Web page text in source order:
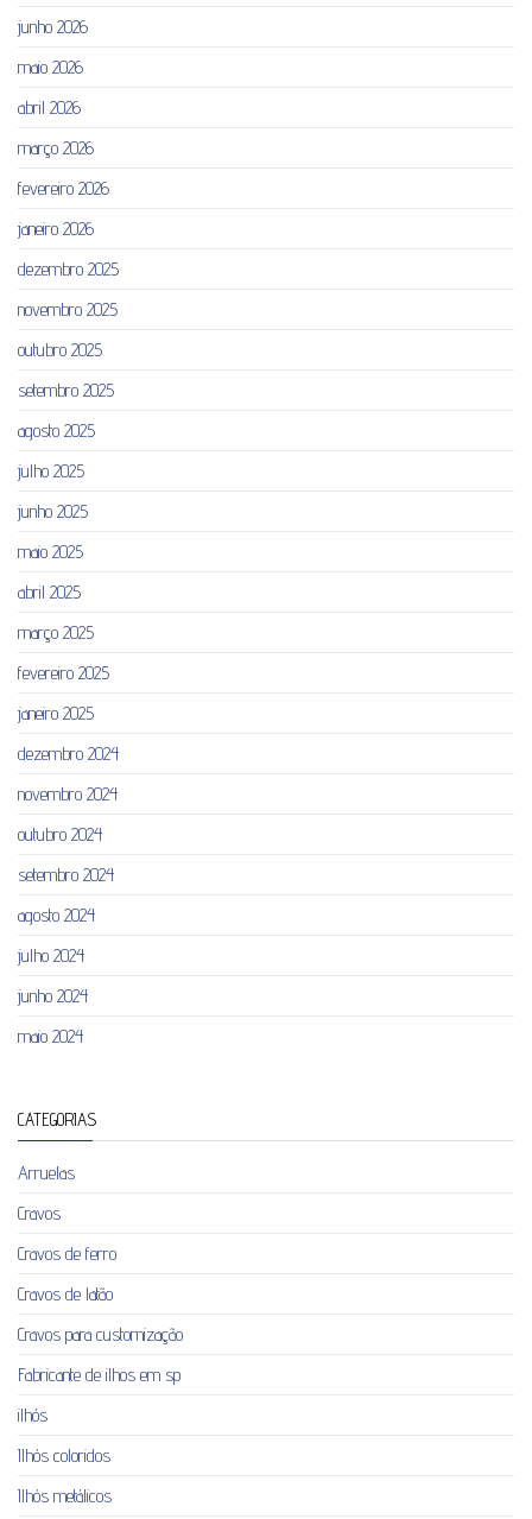
junho 2026
maio 2026
abril 2026
março 2026
fevereiro 2026
janeiro 2026
dezembro 2025
novembro 2025
outubro 2025
setembro 2025
agosto 2025
julho 2025
junho 2025
maio 2025
abril 2025
março 2025
fevereiro 2025
janeiro 2025
dezembro 2024
novembro 2024
outubro 2024
setembro 2024
agosto 2024
julho 2024
junho 2024
maio 2024
CATEGORIAS
Arruelas
Cravos
Cravos de ferro
Cravos de latão
Cravos para customização
Fabricante de ilhos em sp
ilhós
Ilhós coloridos
Ilhós metálicos